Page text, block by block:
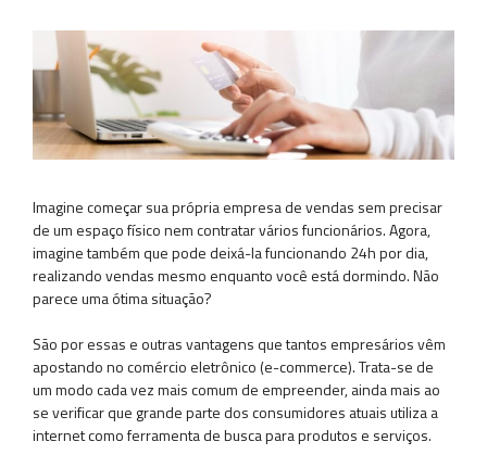
Imagine começar sua própria empresa de vendas sem precisar
de um espaço físico nem contratar vários funcionários. Agora,
imagine também que pode deixá-la funcionando 24h por dia,
realizando vendas mesmo enquanto você está dormindo. Não
parece uma ótima situação?
São por essas e outras vantagens que tantos empresários vêm
apostando no comércio eletrônico (e-commerce). Trata-se de
um modo cada vez mais comum de empreender, ainda mais ao
se verificar que grande parte dos consumidores atuais utiliza a
internet como ferramenta de busca para produtos e serviços.